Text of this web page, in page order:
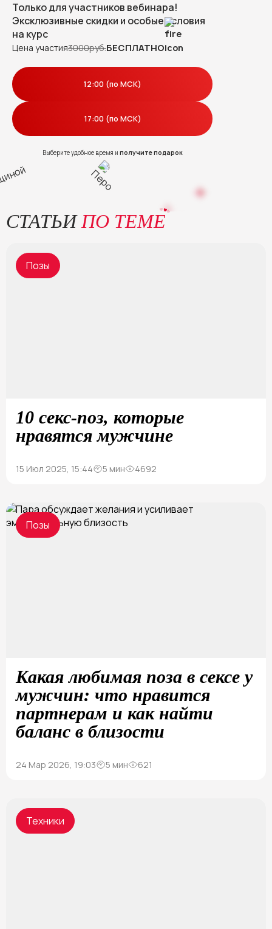
Только для участников вебинара!
Эксклюзивные скидки и особые условия
на курс
Цена участия3000руб.БЕСПЛАТНО
12:00 (по МСК)
17:00 (по МСК)
Выберите удобное время и получите подарок
СТАТЬИ ПО ТЕМЕ
Позы
10 секс-поз, которые
нравятся мужчине
15 Июл 2025, 15:44 5 мин 4692
Позы
Какая любимая поза в сексе у
мужчин: что нравится
партнерам и как найти
баланс в близости
24 Мар 2026, 19:03 5 мин 621
Техники